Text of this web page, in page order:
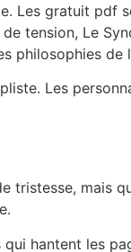
Les gratuit
tension, Le
philosophies de
Les
tristesse, mais
hantent les